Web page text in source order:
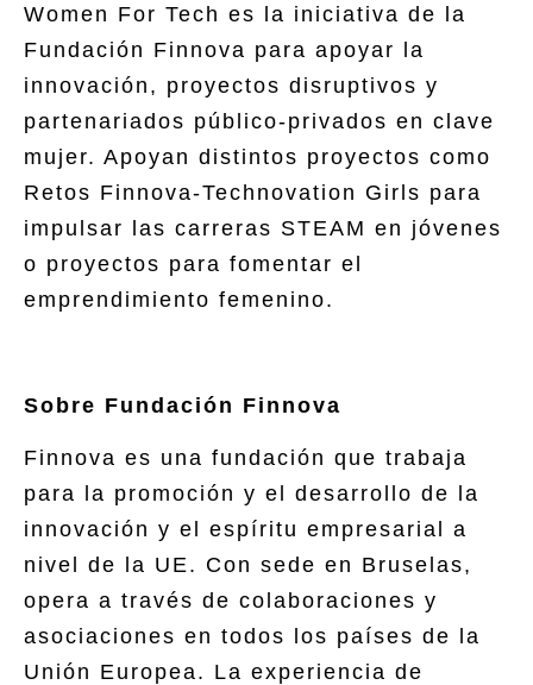
Women For Tech es la iniciativa de la
Fundación Finnova para apoyar la
innovación, proyectos disruptivos y
partenariados público-privados en clave
mujer. Apoyan distintos proyectos como
Retos Finnova-Technovation Girls para
impulsar las carreras STEAM en jóvenes
o proyectos para fomentar el
emprendimiento femenino.
Sobre Fundación Finnova
Finnova es una fundación que trabaja
para la promoción y el desarrollo de la
innovación y el espíritu empresarial a
nivel de la UE. Con sede en Bruselas,
opera a través de colaboraciones y
asociaciones en todos los países de la
Unión Europea. La experiencia de